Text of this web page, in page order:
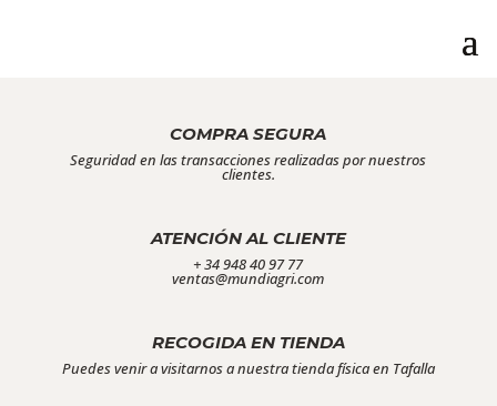
COMPRA SEGURA
Seguridad en las transacciones realizadas por nuestros
clientes.
ATENCIÓN AL CLIENTE
+ 34 948 40 97 77
ventas@mundiagri.com
RECOGIDA EN TIENDA
Puedes venir a visitarnos a nuestra tienda física en Tafalla